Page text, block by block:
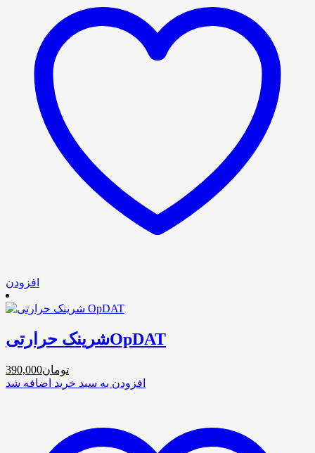
افزودن
شرینک حرارتیOpDAT
تومان390,000
افزودن به سبد خرید اضافه شد